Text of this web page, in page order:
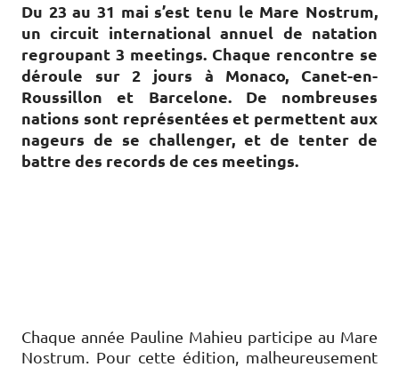
Du 23 au 31 mai s’est tenu le Mare Nostrum,
un circuit international annuel de natation
regroupant 3 meetings. Chaque rencontre se
déroule sur 2 jours à Monaco, Canet-en-
Roussillon et Barcelone. De nombreuses
nations sont représentées et permettent aux
nageurs de se challenger, et de tenter de
battre des records de ces meetings.
Chaque année Pauline Mahieu participe au Mare
Nostrum. Pour cette édition, malheureusement